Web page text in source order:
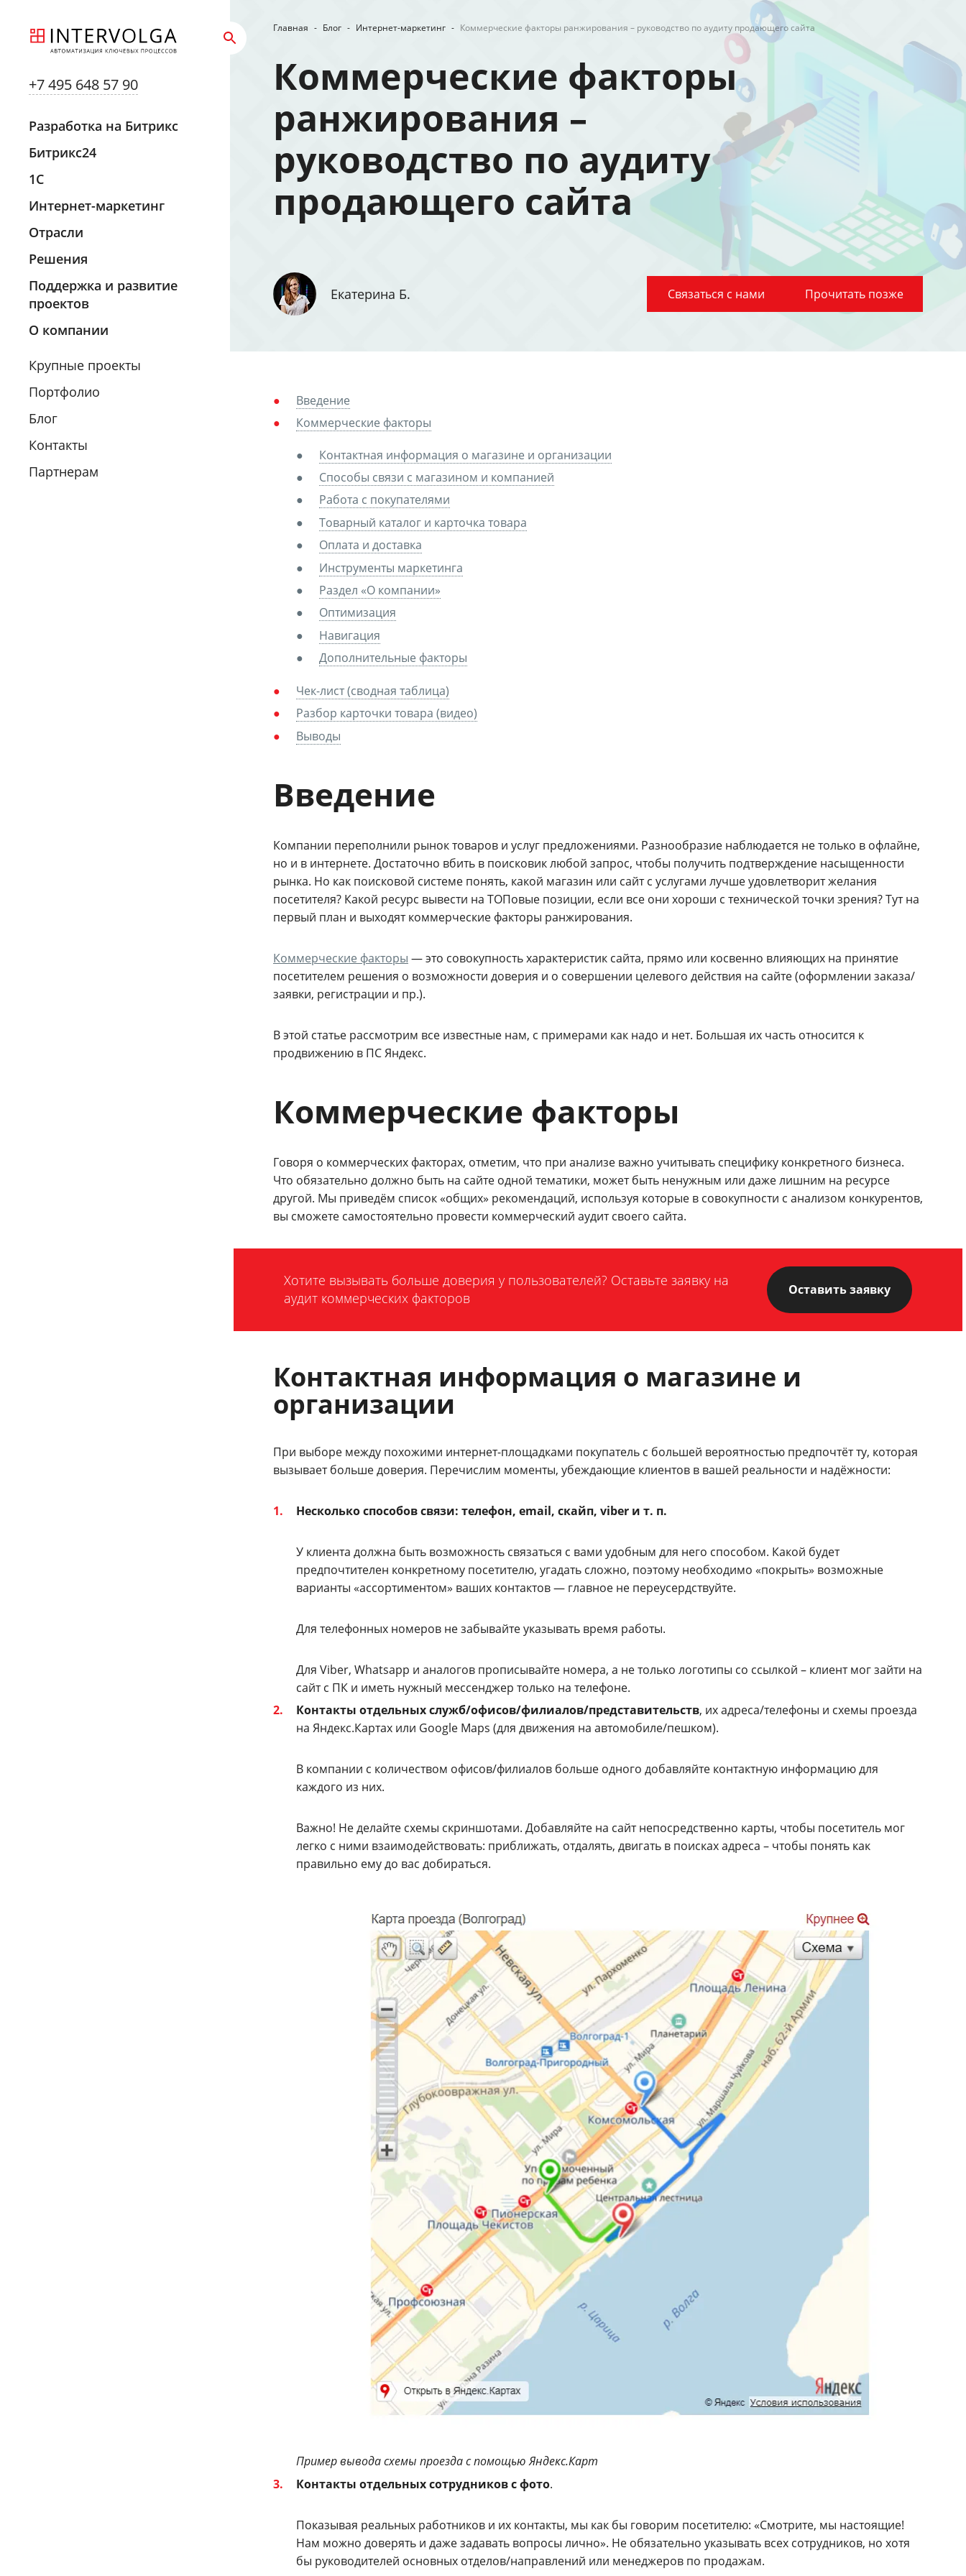
+7 495 648 57 90
Разработка на Битрикс
Битрикс24
1С
Интернет-маркетинг
Отрасли
Решения
Поддержка и развитие
проектов
О компании
Крупные проекты
Портфолио
Блог
Контакты
Партнерам
Главная - Блог - Интернет-маркетинг - Коммерческие факторы ранжирования – руководство по аудиту продающего сайта
Коммерческие факторы
ранжирования –
руководство по аудиту
продающего сайта
Екатерина Б. Связаться с нами Прочитать позже
Введение
Коммерческие факторы
Контактная информация о магазине и организации
Способы связи с магазином и компанией
Работа с покупателями
Товарный каталог и карточка товара
Оплата и доставка
Инструменты маркетинга
Раздел «О компании»
Оптимизация
Навигация
Дополнительные факторы
Чек-лист (сводная таблица)
Разбор карточки товара (видео)
Выводы
Введение
Компании переполнили рынок товаров и услуг предложениями. Разнообразие наблюдается не только в офлайне,
но и в интернете. Достаточно вбить в поисковик любой запрос, чтобы получить подтверждение насыщенности
рынка. Но как поисковой системе понять, какой магазин или сайт с услугами лучше удовлетворит желания
посетителя? Какой ресурс вывести на ТОПовые позиции, если все они хороши с технической точки зрения? Тут на
первый план и выходят коммерческие факторы ранжирования.
Коммерческие факторы — это совокупность характеристик сайта, прямо или косвенно влияющих на принятие
посетителем решения о возможности доверия и о совершении целевого действия на сайте (оформлении заказа/
заявки, регистрации и пр.).
В этой статье рассмотрим все известные нам, с примерами как надо и нет. Большая их часть относится к
продвижению в ПС Яндекс.
Коммерческие факторы
Говоря о коммерческих факторах, отметим, что при анализе важно учитывать специфику конкретного бизнеса.
Что обязательно должно быть на сайте одной тематики, может быть ненужным или даже лишним на ресурсе
другой. Мы приведём список «общих» рекомендаций, используя которые в совокупности с анализом конкурентов,
вы сможете самостоятельно провести коммерческий аудит своего сайта.
Хотите вызывать больше доверия у пользователей? Оставьте заявку на
аудит коммерческих факторов
Оставить заявку
Контактная информация о магазине и
организации
При выборе между похожими интернет-площадками покупатель с большей вероятностью предпочтёт ту, которая
вызывает больше доверия. Перечислим моменты, убеждающие клиентов в вашей реальности и надёжности:
Несколько способов связи: телефон, email, скайп, viber и т. п.
У клиента должна быть возможность связаться с вами удобным для него способом. Какой будет
предпочтителен конкретному посетителю, угадать сложно, поэтому необходимо «покрыть» возможные
варианты «ассортиментом» ваших контактов — главное не переусердствуйте.
Для телефонных номеров не забывайте указывать время работы.
Для Viber, Whatsapp и аналогов прописывайте номера, а не только логотипы со ссылкой – клиент мог зайти на
сайт с ПК и иметь нужный мессенджер только на телефоне.
Контакты отдельных служб/офисов/филиалов/представительств, их адреса/телефоны и схемы проезда
на Яндекс.Картах или Google Maps (для движения на автомобиле/пешком).
В компании с количеством офисов/филиалов больше одного добавляйте контактную информацию для
каждого из них.
Важно! Не делайте схемы скриншотами. Добавляйте на сайт непосредственно карты, чтобы посетитель мог
легко с ними взаимодействовать: приближать, отдалять, двигать в поисках адреса – чтобы понять как
правильно ему до вас добираться.
Пример вывода схемы проезда с помощью Яндекс.Карт
Контакты отдельных сотрудников с фото.
Показывая реальных работников и их контакты, мы как бы говорим посетителю: «Смотрите, мы настоящие!
Нам можно доверять и даже задавать вопросы лично». Не обязательно указывать всех сотрудников, но хотя
бы руководителей основных отделов/направлений или менеджеров по продажам.